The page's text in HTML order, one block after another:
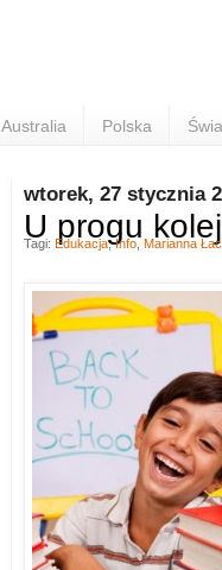
Australia Polska
wtorek, 27 stycznia
U progu
Tagi: Edukacja,Info Marianna